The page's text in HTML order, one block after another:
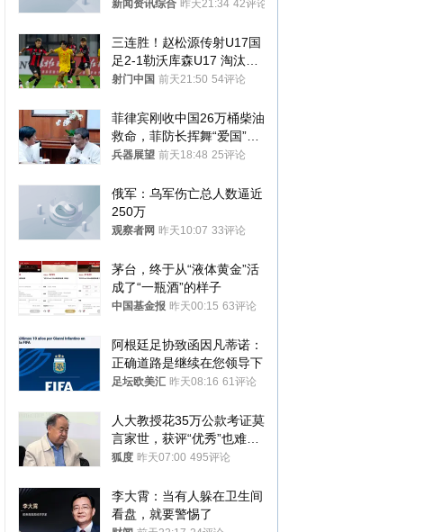
新闻资讯综合 昨天21:34 42评论
三连胜！赵松源传射U17国
足2-1勒沃库森U17 淘汰赛
将战河床
射门中国 前天21:50 54评论
菲律宾刚收中国26万桶柴油
救命，菲防长挥舞“爱国”大
棒，谁亲华谁下台？
兵器展望 前天18:48 25评论
俄军：乌军伤亡总人数逼近
250万
观察者网 昨天10:07 33评论
茅台，终于从“液体黄金”活
成了“一瓶酒”的样子
中国基金报 昨天00:15 63评论
阿根廷足协致函因凡蒂诺：
正确道路是继续在您领导下
足坛欧美汇 昨天08:16 61评论
人大教授花35万公款考证莫
言家世，获评“优秀”也难服
众
狐度 昨天07:00 495评论
李大霄：当有人躲在卫生间
看盘，就要警惕了